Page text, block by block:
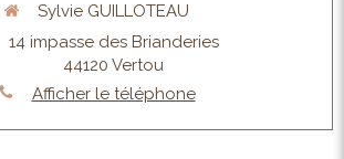
Sylvie GUILLOTEAU
14 impasse des Brianderies
44120 Vertou
Afficher le téléphone